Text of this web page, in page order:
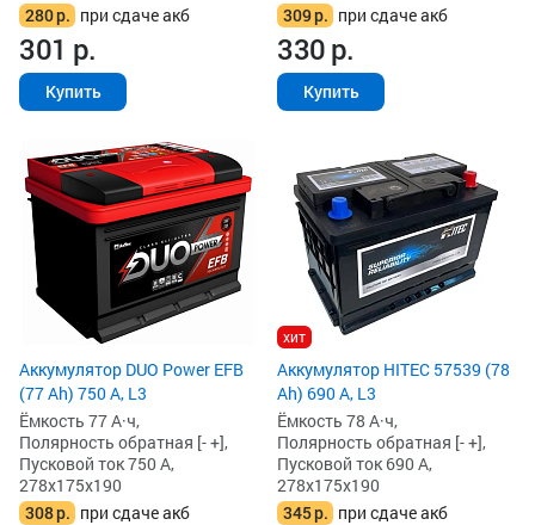
280р. при сдаче акб
301 р.
Купить
309р. при сдаче акб
330р.
Купить
Аккумулятор DUO Power EFB
(77 Ah) 750 А, L3
Ёмкость 77 А·ч,
Полярность обратная [- +],
Пусковой ток 750 А,
278x175x190
308р. при сдаче акб
хит
Аккумулятор HITEC 57539 (78
Ah) 690 А, L3
Ёмкость 78 А·ч,
Полярность обратная [- +],
Пусковой ток 690 А,
278x175x190
345р. при сдаче акб